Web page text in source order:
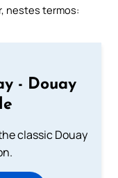
nestes termos:
- Douay
classic Douay